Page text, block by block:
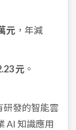
元 ，年減
元 。
研發的智能雲
AI 知識應用